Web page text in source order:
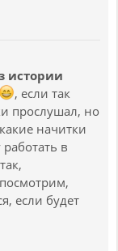
истории
, если так
прослушал, но
начитки
в
если будет